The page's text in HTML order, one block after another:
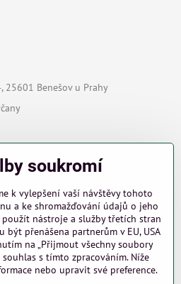
25601 Benešov u Prahy
soukromí
k vylepšení vaší návštěvy tohoto
a ke shromažďování údajů o jeho
nástroje a služby třetích stran
být přenášena partnerům v EU, USA
na „Přijmout všechny soubory
s tímto zpracováním. Níže
nebo upravit své preference.